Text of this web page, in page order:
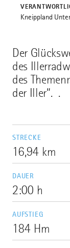
Der
des
des
der Iller“. .
STRECKE
16,94 km
DAUER
2:00 h
AUFSTIEG
184 Hm
Kneippland